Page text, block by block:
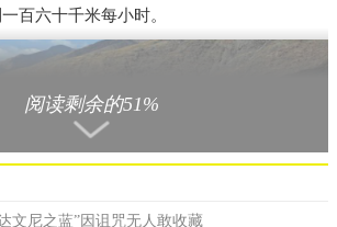
百六十千米每小时。
阅读剩余的51%
文尼之蓝”因诅咒无人敢收藏